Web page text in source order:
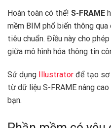
Hoàn toàn có thể! S-FRAME
mềm BIM phổ biến thông
tiêu chuẩn. Điều này cho
giữa mô hình hóa thông tin
Sử dụng Illustrator để tạo sơ
từ dữ liệu S-FRAME nâng
bạn.